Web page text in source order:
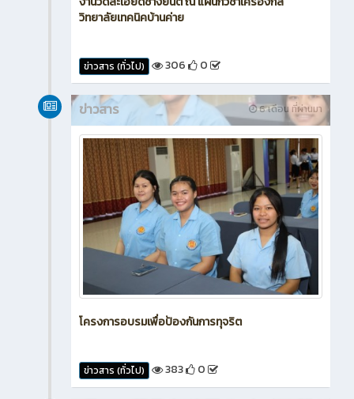
วิทยาลัยเทคนิคบ้านค่าย
ข่าวสาร (ทั่วไป) 306 0
6 เดือน ที่ผ่านมา
ข่าวสาร
โครงการอบรมเพื่อป้องกันการทุจริต
ข่าวสาร (ทั่วไป) 383 0